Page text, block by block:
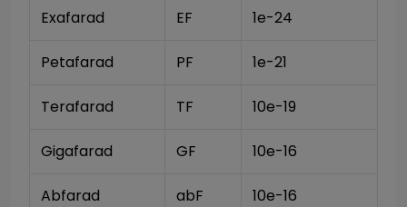
Exafarad EF 1e-24
Petafarad PF 1e-21
Terafarad TF 10e-19
Gigafarad GF 10e-16
Abfarad abF 10e-16